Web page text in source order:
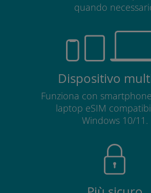
quando
Dispositivo
Funziona con
laptop eSIM
Windows 10/11.